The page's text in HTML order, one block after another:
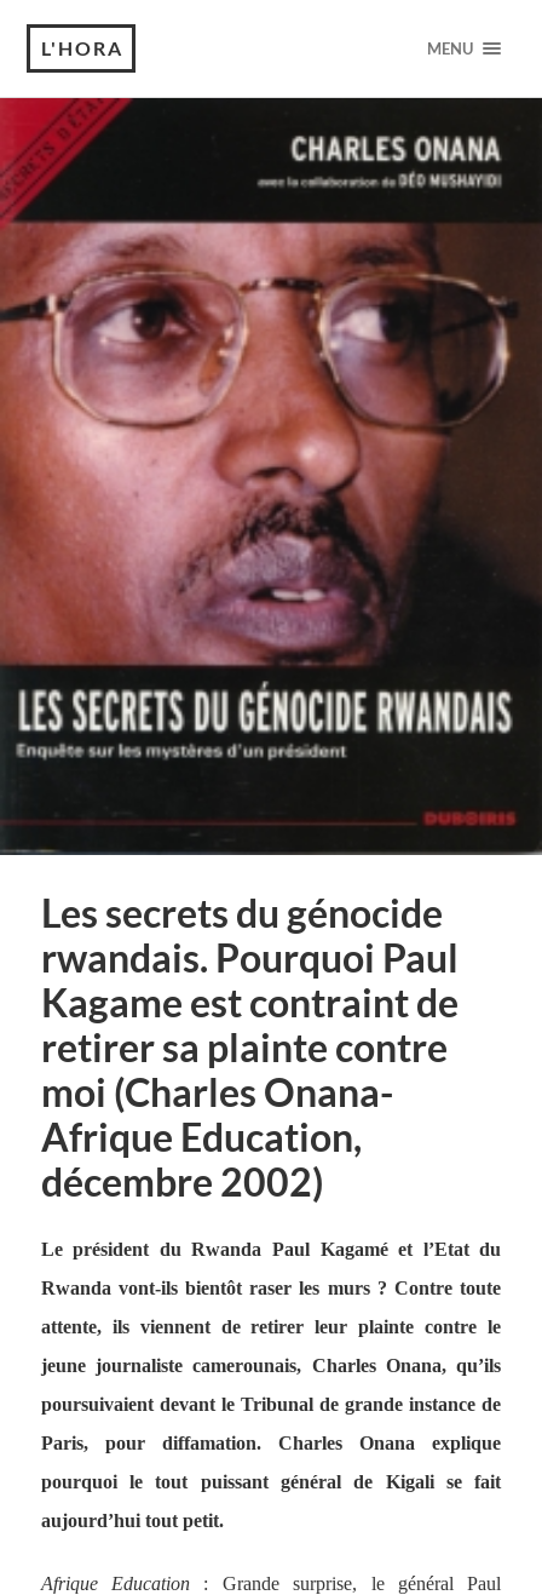
L'HORA MENU
Les secrets du génocide
rwandais. Pourquoi Paul
Kagame est contraint de
retirer sa plainte contre
moi (Charles Onana-
Afrique Education,
décembre 2002)
Le président du Rwanda Paul Kagamé et l’Etat du
Rwanda vont-ils bientôt raser les murs ? Contre toute
attente, ils viennent de retirer leur plainte contre le
jeune journaliste camerounais, Charles Onana, qu’ils
poursuivaient devant le Tribunal de grande instance de
Paris, pour diffamation. Charles Onana explique
pourquoi le tout puissant général de Kigali se fait
aujourd’hui tout petit.
Afrique Education : Grande surprise, le général Paul